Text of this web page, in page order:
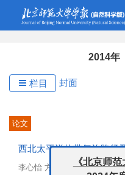
2014年
栏目 封面
论文
西北太平洋热带气旋路径
李心怡 方伟华 林 伟《北京师范